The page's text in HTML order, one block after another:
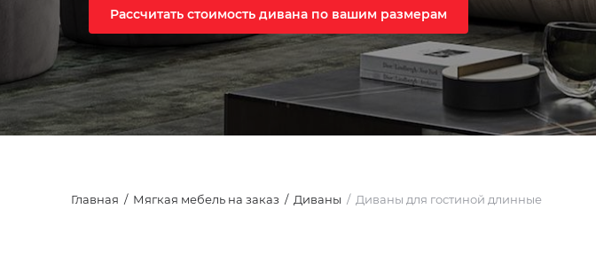
Рассчитать стоимость дивана по вашим размерам
Главная Мягкая мебель на заказ Диваны Диваны для гостиной длинные